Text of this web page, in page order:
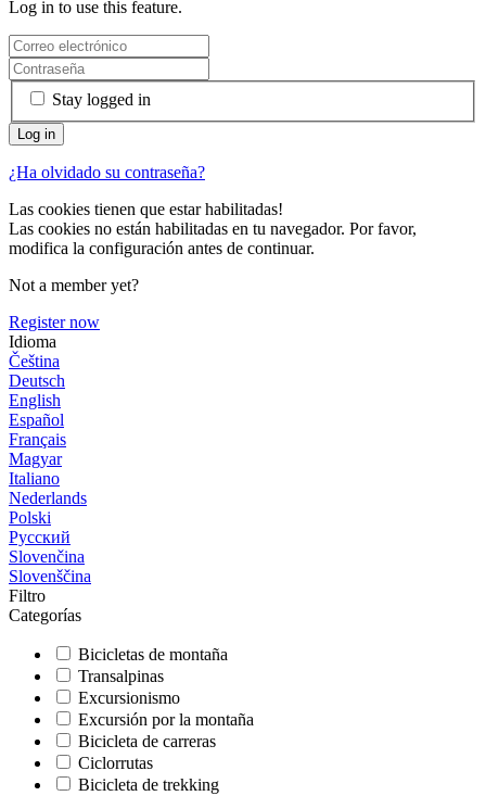
Log in to use this feature.
Stay logged in
¿Ha olvidado su contraseña?
Las cookies tienen que estar habilitadas!
Las cookies no están habilitadas en tu navegador. Por favor,
modifica la configuración antes de continuar.
Not a member yet?
Register now
Idioma
Čeština
Deutsch
English
Español
Français
Magyar
Italiano
Nederlands
Polski
Русский
Slovenčina
Slovenščina
Filtro
Categorías
Bicicletas de montaña
Transalpinas
Excursionismo
Excursión por la montaña
Bicicleta de carreras
Ciclorrutas
Bicicleta de trekking